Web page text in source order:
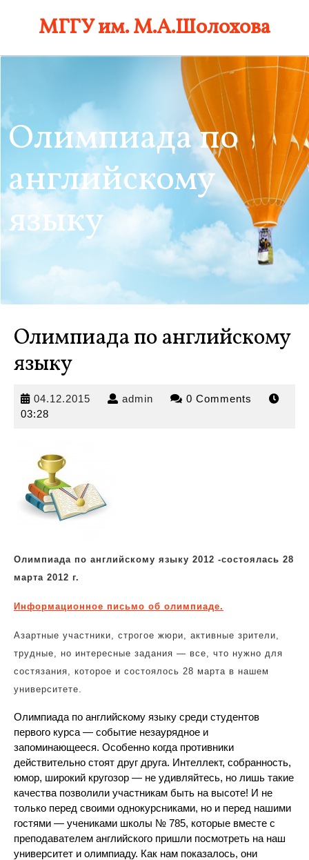
МГГУ им. М.А.Шолохова
Олимпиада по
английскому
языку
Олимпиада по английскому
языку
04.12.2015 04.12.2015
admin admin 0 Comments
03:28
Олимпиада по английскому языку 2012 -состоялась 28
марта 2012 г.
Информационное письмо об олимпиаде.
Азартные участники, строгое жюри, активные зрители,
трудные, но интересные задания — все, что нужно для
состязания, которое и состоялось 28 марта в нашем
университете.
Олимпиада по английскому языку среди студентов
первого курса — событие незаурядное и
запоминающееся. Особенно когда противники
действительно стоят друг друга. Интеллект, собранность,
юмор, широкий кругозор — не удивляйтесь, но лишь такие
качества позволили участникам быть на высоте! И не
только перед своими однокурсниками, но и перед нашими
гостями — учениками школы № 785, которые вместе с
преподавателем английского пришли посмотреть на наш
университет и олимпиаду. Как нам показалось, они